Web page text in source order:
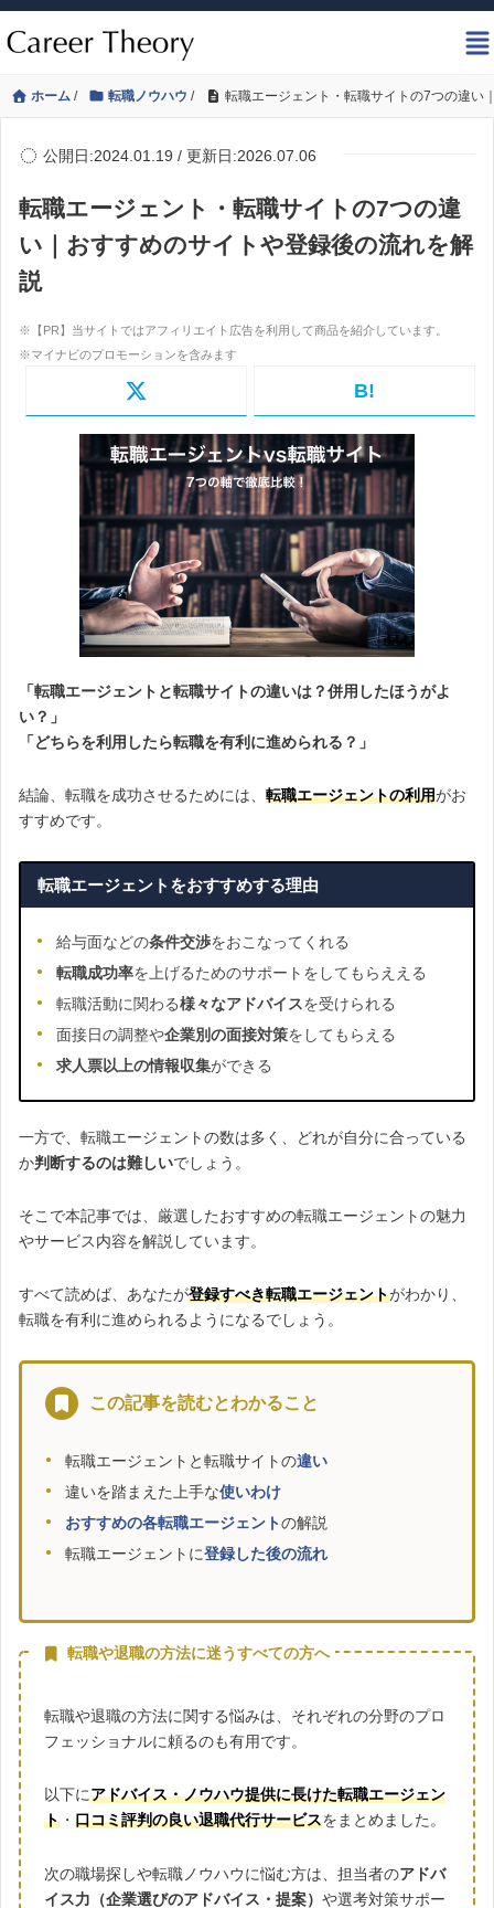
ホーム / 転職ノウハウ / 転職エージェント・転職サイトの7つの違い
公開日:2024.01.19 / 更新日:2026.07.06
転職エージェント・転職サイトの7つの違
い｜おすすめのサイトや登録後の流れを解
説
B!
「転職エージェントと転職サイトの違いは？併用したほうがよ
い？」
「どちらを利用したら転職を有利に進められる？」
結論、転職を成功させるためには、 転職エージェントの利用がお
すすめです。
転職エージェントをおすすめする理由
給与面などの条件交渉をおこなってくれる
転職成功率を上げるためのサポートをしてもらええる
転職活動に関わる様々なアドバイスを受けられる
面接日の調整や企業別の面接対策をしてもらえる
求人票以上の情報収集ができる
一方で、転職エージェントの数は多く、どれが自分に合っている
か判断するのは難しいでしょう。
そこで本記事では、厳選したおすすめの転職エージェントの魅力
やサービス内容を解説しています。
すべて読めば、あなたが登録すべき転職エージェントがわかり、
転職を有利に進められるようになるでしょう。
この記事を読むとわかること
転職エージェントと転職サイトの違い
違いを踏まえた上手な使いわけ
おすすめの各転職エージェントの解説
転職エージェントに登録した後の流れ
転職や退職の方法に迷うすべての方へ
転職や退職の方法に関する悩みは、それぞれの分野のプロ
フェッショナルに頼るのも有用です。
以下にアドバイス・ノウハウ提供に長けた転職エージェン
ト ・ 口コミ評判の良い退職代行サービスをまとめました。
次の職場探しや転職ノウハウに悩む方は、担当者のアドバ
イス力（企業選びのアドバイス・提案） や選考対策サポー